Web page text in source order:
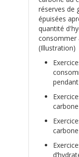
réserves de
épuisées
quantité
consommer
(Illustration)